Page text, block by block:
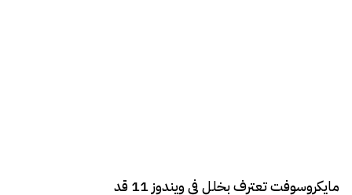
مايكروسوفت تعترف بخلل في ويندوز 11 قد